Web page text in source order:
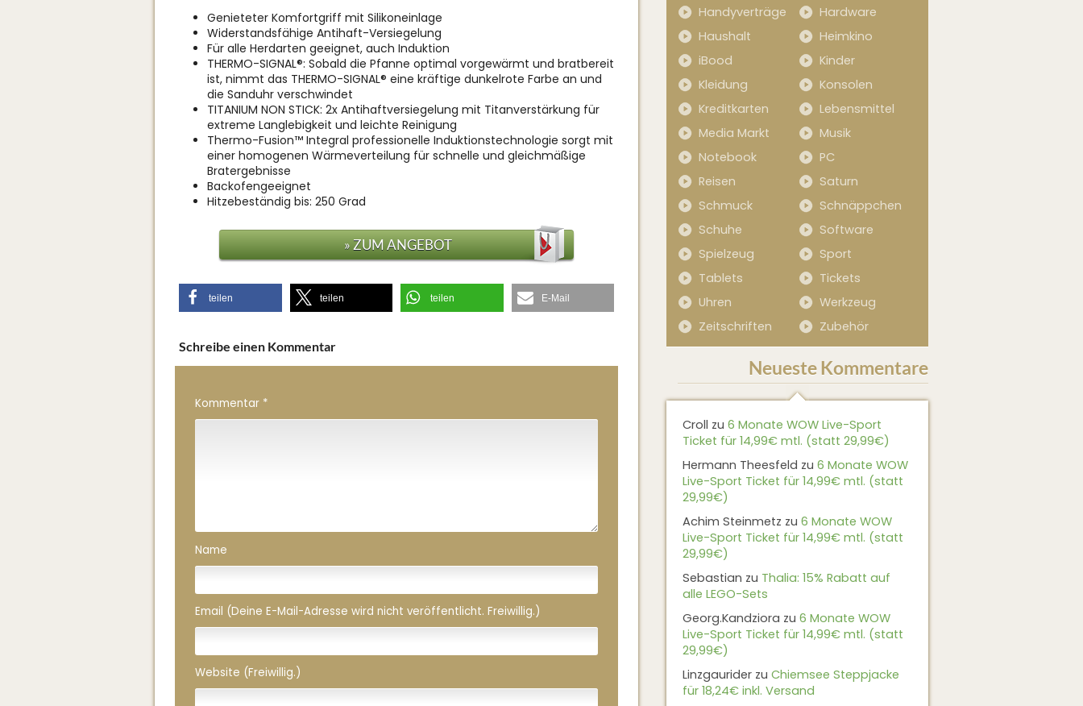
Genieteter Komfortgriff mit Silikoneinlage
Widerstandsfähige Antihaft-Versiegelung
Für alle Herdarten geeignet, auch Induktion
THERMO-SIGNAL®: Sobald die Pfanne optimal vorgewärmt und bratbereit
ist, nimmt das THERMO-SIGNAL® eine kräftige dunkelrote Farbe an und
die Sanduhr verschwindet
TITANIUM NON STICK: 2x Antihaftversiegelung mit Titanverstärkung für
extreme Langlebigkeit und leichte Reinigung
Thermo-Fusion™ Integral professionelle Induktionstechnologie sorgt mit
einer homogenen Wärmeverteilung für schnelle und gleichmäßige
Bratergebnisse
Backofengeeignet
Hitzebeständig bis: 250 Grad
» ZUM ANGEBOT
teilen teilen teilen E-Mail
Schreibe einen Kommentar
Kommentar *
Name
Email (Deine E-Mail-Adresse wird nicht veröffentlicht. Freiwillig.)
Website (Freiwillig.)
Handyverträge
Hardware
Haushalt
Heimkino
iBood
Kinder
Kleidung
Konsolen
Kreditkarten
Lebensmittel
Media Markt
Musik
Notebook
PC
Reisen
Saturn
Schmuck
Schnäppchen
Schuhe
Software
Spielzeug
Sport
Tablets
Tickets
Uhren
Werkzeug
Zeitschriften
Zubehör
Neueste Kommentare
Croll zu 6 Monate WOW Live-Sport
Ticket für 14,99€ mtl. (statt 29,99€)
Hermann Theesfeld zu 6 Monate WOW
Live-Sport Ticket für 14,99€ mtl. (statt
29,99€)
Achim Steinmetz zu 6 Monate WOW
Live-Sport Ticket für 14,99€ mtl. (statt
29,99€)
Sebastian zu Thalia: 15% Rabatt auf
alle LEGO-Sets
Georg.Kandziora zu 6 Monate WOW
Live-Sport Ticket für 14,99€ mtl. (statt
29,99€)
Linzgaurider zu Chiemsee Steppjacke
für 18,24€ inkl. Versand